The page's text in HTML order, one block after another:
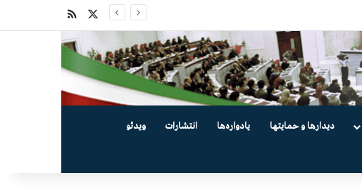
دیدارها و حمایتها یادواره‌ها انتشارات ویدئو